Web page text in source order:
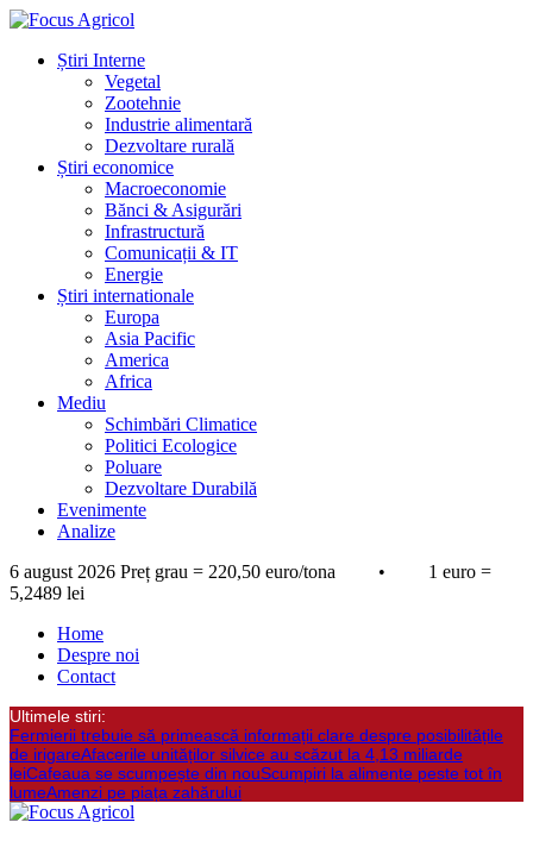
Știri Interne
Vegetal
Zootehnie
Industrie alimentară
Dezvoltare rurală
Știri economice
Macroeconomie
Bănci & Asigurări
Infrastructură
Comunicații & IT
Energie
Știri internationale
Europa
Asia Pacific
America
Africa
Mediu
Schimbări Climatice
Politici Ecologice
Poluare
Dezvoltare Durabilă
Evenimente
Analize
6 august 2026 Preț grau = 220,50 euro/tona • 1 euro =
5,2489 lei
Home
Despre noi
Contact
Ultimele stiri:
Fermierii trebuie să primească informații clare despre posibilitățile
de irigareAfacerile unităților silvice au scăzut la 4,13 miliarde
leiCafeaua se scumpește din nouScumpiri la alimente peste tot în
lumeAmenzi pe piața zahărului